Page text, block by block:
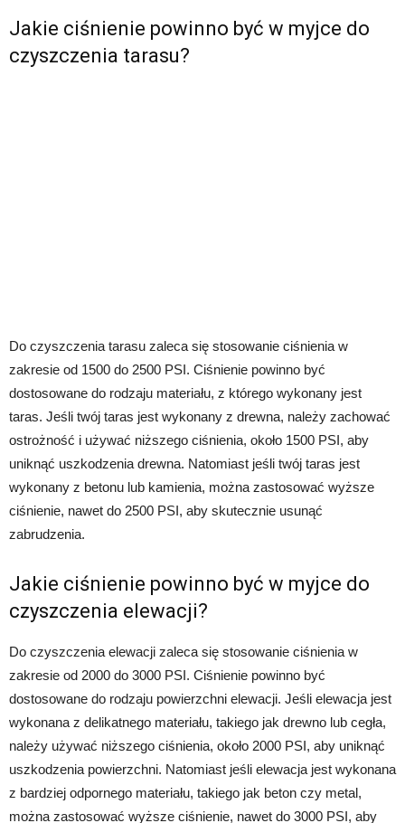
Jakie ciśnienie powinno być w myjce do
czyszczenia tarasu?
Do czyszczenia tarasu zaleca się stosowanie ciśnienia w
zakresie od 1500 do 2500 PSI. Ciśnienie powinno być
dostosowane do rodzaju materiału, z którego wykonany jest
taras. Jeśli twój taras jest wykonany z drewna, należy zachować
ostrożność i używać niższego ciśnienia, około 1500 PSI, aby
uniknąć uszkodzenia drewna. Natomiast jeśli twój taras jest
wykonany z betonu lub kamienia, można zastosować wyższe
ciśnienie, nawet do 2500 PSI, aby skutecznie usunąć
zabrudzenia.
Jakie ciśnienie powinno być w myjce do
czyszczenia elewacji?
Do czyszczenia elewacji zaleca się stosowanie ciśnienia w
zakresie od 2000 do 3000 PSI. Ciśnienie powinno być
dostosowane do rodzaju powierzchni elewacji. Jeśli elewacja jest
wykonana z delikatnego materiału, takiego jak drewno lub cegła,
należy używać niższego ciśnienia, około 2000 PSI, aby uniknąć
uszkodzenia powierzchni. Natomiast jeśli elewacja jest wykonana
z bardziej odpornego materiału, takiego jak beton czy metal,
można zastosować wyższe ciśnienie, nawet do 3000 PSI, aby